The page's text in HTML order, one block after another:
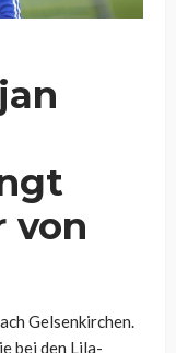
von
Gelsenkirchen.
bei den Lila-